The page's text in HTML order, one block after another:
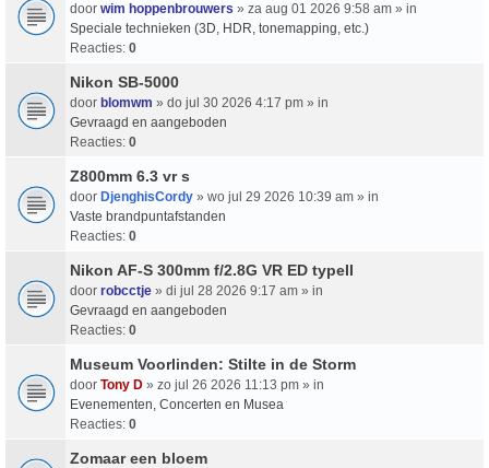
door wim hoppenbrouwers » za aug 01 2026 9:58 am » in
Speciale technieken (3D, HDR, tonemapping, etc.)
Reacties: 0
Nikon SB-5000
door blomwm » do jul 30 2026 4:17 pm » in
Gevraagd en aangeboden
Reacties: 0
Z800mm 6.3 vr s
door DjenghisCordy » wo jul 29 2026 10:39 am » in
Vaste brandpuntafstanden
Reacties: 0
Nikon AF-S 300mm f/2.8G VR ED typeII
door robcctje » di jul 28 2026 9:17 am » in
Gevraagd en aangeboden
Reacties: 0
Museum Voorlinden: Stilte in de Storm
door Tony D » zo jul 26 2026 11:13 pm » in
Evenementen, Concerten en Musea
Reacties: 0
Zomaar een bloem